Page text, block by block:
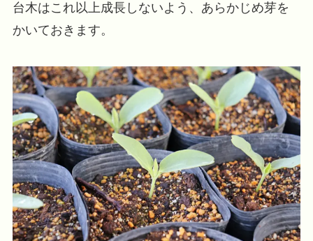
台木はこれ以上成長しないよう、あらかじめ芽を
かいておきます。